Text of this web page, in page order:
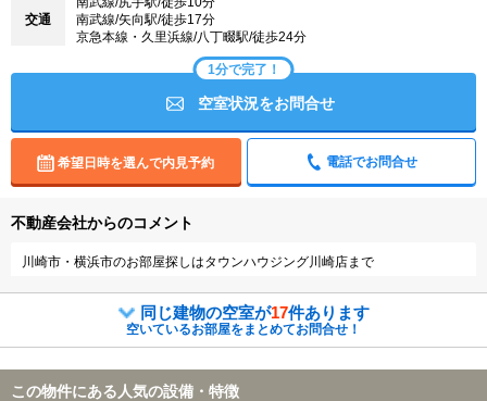
交通
南武線/矢向駅/徒歩17分
京急本線・久里浜線/八丁畷駅/徒歩24分
1分で完了！
空室状況をお問合せ
希望日時を選んで内見予約 電話でお問合せ
不動産会社からのコメント
川崎市・横浜市のお部屋探しはタウンハウジング川崎店まで
同じ建物の空室が17件あります
空いているお部屋をまとめてお問合せ！
この物件にある人気の設備・特徴